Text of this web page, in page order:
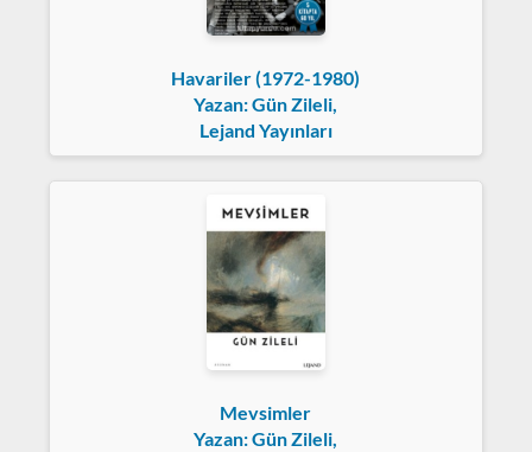
Havariler (1972-1980)
Yazan: Gün Zileli,
Lejand Yayınları
Mevsimler
Yazan: Gün Zileli,